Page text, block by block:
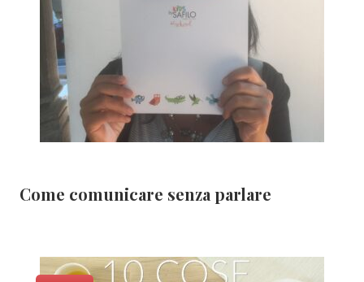
Come comunicare senza parlare